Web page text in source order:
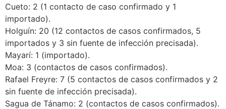
Cueto: 2 (1 contacto de caso confirmado y 1
importado).
Holguín: 20 (12 contactos de casos confirmados, 5
importados y 3 sin fuente de infección precisada).
Mayarí: 1 (importado).
Moa: 3 (contactos de casos confirmados).
Rafael Freyre: 7 (5 contactos de casos confirmados y 2
sin fuente de infección precisada).
Sagua de Tánamo: 2 (contactos de casos confirmados).